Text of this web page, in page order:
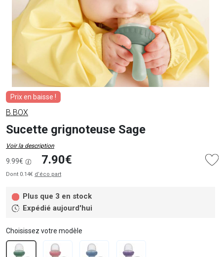
Prix en baisse !
B.BOX
Sucette grignoteuse Sage
Voir la description
9.99€ 7.90€
Dont 0.14€ d’éco part
Plus que 3 en stock
Expédié aujourd'hui
Choisissez votre modèle